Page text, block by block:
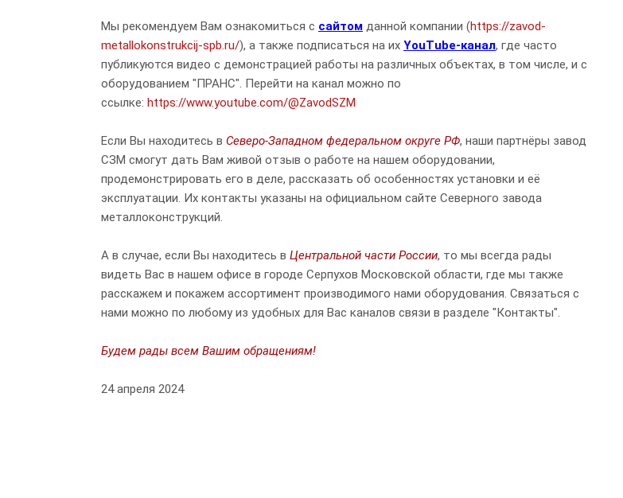
Мы рекомендуем Вам ознакомиться с сайтом данной компании (https://zavod-
metallokonstrukcij-spb.ru/), а также подписаться на их YouTube-канал, где часто
публикуются видео с демонстрацией работы на различных объектах, в том числе, и с
оборудованием "ПРАНС". Перейти на канал можно по
ссылке: https://www.youtube.com/@ZavodSZM
Если Вы находитесь в Северо-Западном федеральном округе РФ, наши партнёры завод
СЗМ смогут дать Вам живой отзыв о работе на нашем оборудовании,
продемонстрировать его в деле, рассказать об особенностях установки и её
эксплуатации. Их контакты указаны на официальном сайте Северного завода
металлоконструкций.
А в случае, если Вы находитесь в Центральной части России, то мы всегда рады
видеть Вас в нашем офисе в городе Серпухов Московской области, где мы также
расскажем и покажем ассортимент производимого нами оборудования. Связаться с
нами можно по любому из удобных для Вас каналов связи в разделе "Контакты".
Будем рады всем Вашим обращениям!
24 апреля 2024